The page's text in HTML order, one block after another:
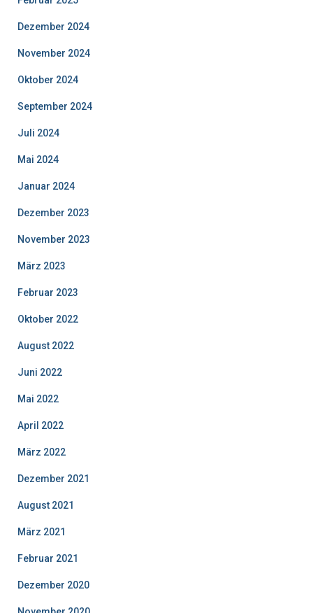
Dezember 2024
November 2024
Oktober 2024
September 2024
Juli 2024
Mai 2024
Januar 2024
Dezember 2023
November 2023
März 2023
Februar 2023
Oktober 2022
August 2022
Juni 2022
Mai 2022
April 2022
März 2022
Dezember 2021
August 2021
März 2021
Februar 2021
Dezember 2020